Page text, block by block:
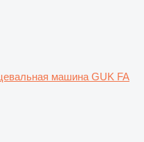
машина GUK FA